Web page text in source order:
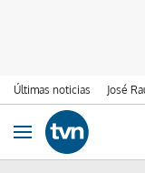
Últimas noticias José
Ir al contenido
Obrir navegació